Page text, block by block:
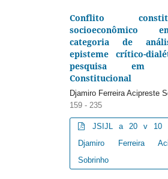
Conflito
socioeconômico
categoria de
episteme crítico-
pesquisa em
Constitucional
Djamiro Ferreira Acipreste
159 - 235
JSIJL a 20 v 10
Djamiro Ferreira
Sobrinho